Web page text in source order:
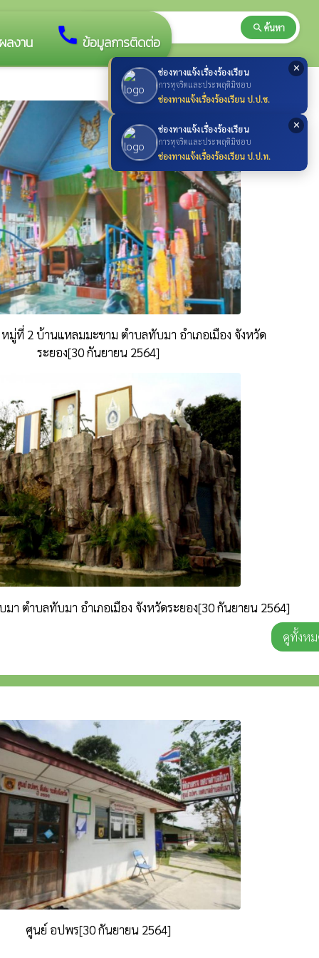
✕
ช่องทางแจ้งเรื่องร้องเรียน
การทุจริตและประพฤติมิชอบ
ช่องทางแจ้งเรื่องร้องเรียน ป.ป.ช.
✕
ช่องทางแจ้งเรื่องร้องเรียน
การทุจริตและประพฤติมิชอบ
ช่องทางแจ้งเรื่องร้องเรียน ป.ป.ท.
ผลงาน call ข้อมูลการติดต่อ
search ค้นหา
หมู่ที่ 2 บ้านแหลมมะขาม ตำบลทับมา อำเภอเมือง จังหวัด
ระยอง[30 กันยายน 2564]
า ตำบลทับมา อำเภอเมือง จังหวัดระยอง[30 กันยายน 2564]
ดูทั้งห
ศูนย์ อปพร[30 กันยายน 2564]